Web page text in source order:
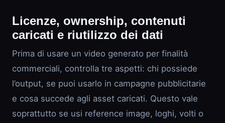
Licenze, ownership, contenuti
caricati e riutilizzo dei dati
Prima di usare un video generato per finalità
commerciali, controlla tre aspetti: chi possiede
l’output, se puoi usarlo in campagne pubblicitarie
e cosa succede agli asset caricati. Questo vale
soprattutto se usi reference image, loghi, volti o